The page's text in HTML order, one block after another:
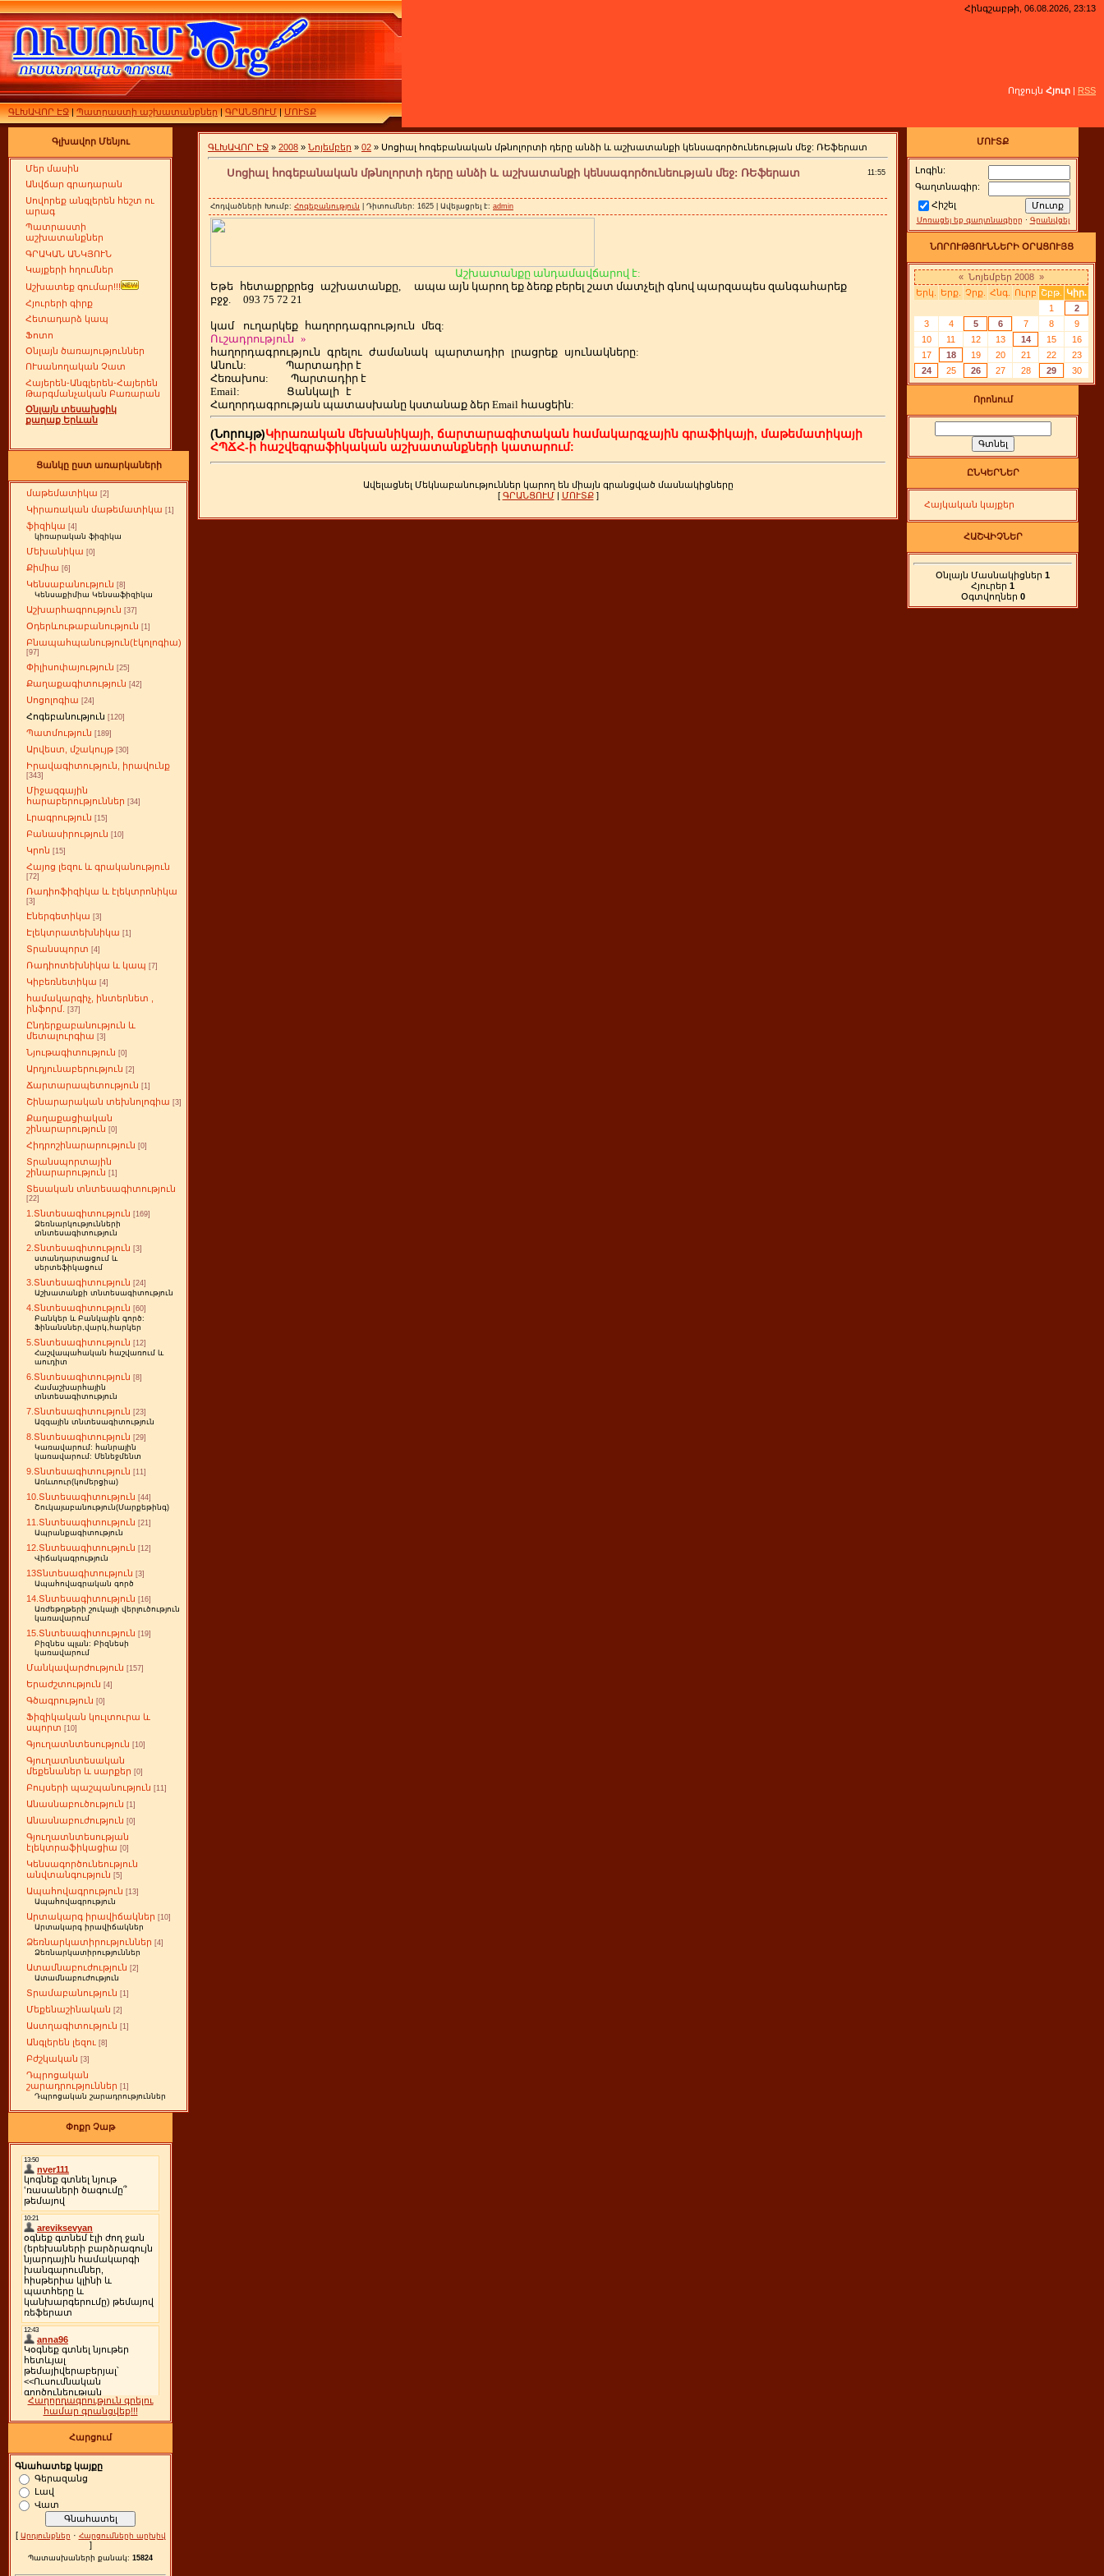
ԳԼԽԱՎՈՐ ԷՋ|Պատրաստի աշխատանքներ|ԳՐԱՆՑՈՒՄ|ՄՈՒՏՔ
Հինգշաբթի, 06.08.2026, 23:13
Ողջույն Հյուր | RSS
Գլխավոր Մենյու
Մեր մասին
Անվճար գրադարան
Սովորեք անգլերեն հեշտ ու
արագ
Պատրաստի
աշխատանքներ
ԳՐԱԿԱՆ ԱՆԿՅՈՒՆ
Կայքերի հղումներ
Աշխատեք գումար!!!
Հյուրերի գիրք
Հետադարձ կապ
Ֆոտո
Օնլայն ծառայություններ
ՈՒսանողական Չատ
Հայերեն-Անգլերեն-Հայերեն
Թարգմանչական Բառարան
Օնլայն տեսախցիկ
քաղաք Երևան
Ցանկը ըստ առարկաների
մաթեմատիկա [2]
Կիրառական մաթեմատիկա [1]
ֆիզիկա [4]
կիռարական ֆիզիկա
Մեխանիկա [0]
Քիմիա [6]
Կենսաբանություն [8]
Կենսաքիմիա Կենսաֆիզիկա
Աշխարհագրություն [37]
Օդերևութաբանություն [1]
Բնապահպանություն(էկոլոգիա)
[97]
Փիլիսոփայություն [25]
Քաղաքագիտություն [42]
Սոցոլոգիա [24]
Հոգեբանություն [120]
Պատմություն [189]
Արվեստ, մշակույթ [30]
Իրավագիտություն, իրավունք
[343]
Միջազգային
հարաբերություններ [34]
Լրագրություն [15]
Բանասիրություն [10]
Կրոն [15]
Հայոց լեզու և գրականություն
[72]
Ռադիոֆիզիկա և էլեկտրոնիկա
[3]
Էներգետիկա [3]
Էլեկտրատեխնիկա [1]
Տրանսպորտ [4]
Ռադիոտեխնիկա և կապ [7]
Կիբեռնետիկա [4]
համակարգիչ, ինտերնետ ,
ինֆորմ.
[37]
Ընդերքաբանություն և
մետալուրգիա [3]
Նյութագիտություն [0]
Արդյունաբերություն [2]
Ճարտարապետություն [1]
Շինարարական տեխնոլոգիա [3]
Քաղաքացիական
շինարարություն [0]
Հիդրոշինարարություն [0]
Տրանսպորտային
շինարարություն [1]
Տեսական տնտեսագիտություն
[22]
1.Տնտեսագիտություն [169]
Ձեռնարկությունների
տնտեսագիտություն
2.Տնտեսագիտություն [3]
ստանդարտացում և
սերտեֆիկացում
3.Տնտեսագիտություն [24]
Աշխատանքի տնտեսագիտություն
4.Տնտեսագիտություն [60]
Բանկեր և Բանկային գործ:
Ֆինանսներ,վարկ,հարկեր
5.Տնտեսագիտություն [12]
Հաշվապահական հաշվառում և
աուդիտ
6.Տնտեսագիտություն [8]
Համաշխարհային
տնտեսագիտություն
7.Տնտեսագիտություն [23]
Ազգային տնտեսագիտություն
8.Տնտեսագիտություն [29]
Կառավարում: հանրային
կառավարում: Մենեջմենտ
9.Տնտեսագիտություն [11]
Առևտուր(կոմերցիա)
10.Տնտեսագիտություն [44]
Շուկայաբանություն(Մարքեթինգ)
11.Տնտեսագիտություն [21]
Ապրանքագիտություն
12.Տնտեսագիտություն [12]
Վիճակագրություն
13Տնտեսագիտություն [3]
Ապահովագրական գործ
14.Տնտեսագիտություն [16]
Առժեթղթերի շուկայի վերլուծություն
կառավարում
15.Տնտեսագիտություն [19]
Բիզնես պլան: Բիզնեսի
կառավարում
Մանկավարժություն [157]
Երաժշտություն [4]
Գծագրություն [0]
Ֆիզիկական կուլտուրա և
սպորտ [10]
Գյուղատնտեսություն [10]
Գյուղատնտեսական
մեքենաներ և սարքեր [0]
Բույսերի պաշպանություն [11]
Անասնաբուծություն [1]
Անասնաբուժություն [0]
Գյուղատնտեսության
էլեկտրաֆիկացիա [0]
Կենսագործունեություն
անվտանգություն [5]
Ապահովագրություն [13]
Ապահովագրություն
Արտակարգ իրավիճակներ [10]
Արտակարգ իրավիճակներ
Ձեռնարկատիրություններ [4]
Ձեռնարկատիրություններ
Ատամնաբուժություն [2]
Ատամնաբուժություն
Տրամաբանություն [1]
Մեքենաշինական [2]
Աստղագիտություն [1]
Անգլերեն լեզու [8]
Բժշկական [3]
Դպրոցական
շարադրություններ [1]
Դպրոցական շարադրություններ
Փոքր Չաթ
Հաղորդագրություն գրելու
համար գրանցվեք!!!
Հարցում
Գնահատեք կայքը
Գերազանց
Լավ
Վատ
[ Արդյունքներ · Հարցումների արխիվ
]
Պատասխաների քանակ: 15824
ԳԼԽԱՎՈՐ ԷՋ » 2008 » Նոյեմբեր » 02 » Սոցիալ հոգեբանական մթնոլորտի դերը անձի և աշխատանքի կենսագործունեության մեջ: ՌԵֆերատ
Սոցիալ հոգեբանական մթնոլորտի դերը անձի և աշխատանքի կենսագործունեության մեջ: ՌԵֆերատ 11:55
Հոդվածների Խումբ: Հոգեբանություն | Դիտումներ: 1625 | Ավելացրել է: admin
Աշխատանքը անդամավճարով է:
Եթե հետաքրքրեց աշխատանքը,
ապա այն կարող եք ձեռք բերել շատ մատչելի գնով պարզապես զանգահարեք
բջջ.
093 75 72 21
կամ ուղարկեք հաղորդագրություն
մեզ:
Ուշադրություն »
հաղորդագրություն գրելու ժամանակ պարտադիր լրացրեք սյունակները:
Անուն:
Պարտադիր է
Հեռախոս: Պարտադիր է
Email: Ցանկալի է
Հաղորդագրության պատասխանը կստանաք ձեր Email հասցեին:
(Նորույթ)Կիրառական մեխանիկայի, ճարտարագիտական համակարգչային գրաֆիկայի, մաթեմատիկայի
ՀՊՃՀ-ի հաշվեգրաֆիկական աշխատանքների կատարում:
Ավելացնել Մեկնաբանություններ կարող են միայն գրանցված մասնակիցները
[ ԳՐԱՆՑՈՒՄ| ՄՈՒՏՔ]
ՄՈՒՏՔ
Լոգին:
Գաղտնագիր:
Հիշել
Մոռացել եք գաղտնագիրը · Գրանվցել
ՆՈՐՈՒԹՅՈՒՆՆԵՐԻ ՕՐԱՑՈՒՅՑ
« Նոյեմբեր 2008 »
Երկ.
Երք. Չրք. Հնգ. Ուրբ Շբթ.
Կիր.
1
2
3
4 5 6 7 8
9
10
11 12 13 14 15
16
17
18 19 20 21 22
23
24
25 26 27 28 29 30
Որոնում
ԸՆԿԵՐՆԵՐ
Հայկական կայքեր
ՀԱՇՎԻՉՆԵՐ
Օնլայն Մասնակիցներ 1
Հյուրեր 1
Օգտվողներ 0